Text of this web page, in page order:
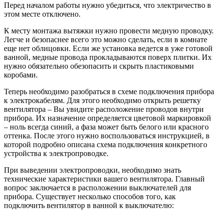
Перед началом работы нужно убедиться, что электричество в
этом месте отключено.
К месту монтажа вытяжки нужно провести медную проводку.
Легче и безопаснее всего это можно сделать, если в комнате
еще нет облицовки. Если же установка ведется в уже готовой
ванной, медные провода прокладываются поверх плитки. Их
нужно обязательно обезопасить и скрыть пластиковыми
коробами.
Теперь необходимо разобраться в схеме подключения прибора
к электрокабелям. Для этого необходимо открыть решетку
вентилятора – Вы увидите расположение проводов внутри
прибора. Их назначение определяется цветовой маркировкой
– ноль всегда синий, а фаза может быть белого или красного
оттенка. После этого нужно воспользоваться инструкцией, в
которой подробно описана схема подключения конкретного
устройства к электропроводке.
При выведении электропроводки, необходимо знать
технические характеристики вашего вентилятора. Главный
вопрос заключается в расположении выключателей для
прибора. Существует несколько способов того, как
подключить вентилятор в ванной к выключателю: